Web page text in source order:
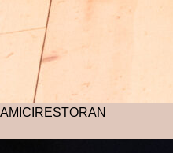
AMICI RESTORAN